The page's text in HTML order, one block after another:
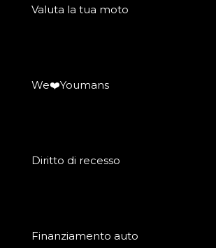
Valuta la tua moto
We❤️Youmans
Diritto di recesso
Finanziamento auto